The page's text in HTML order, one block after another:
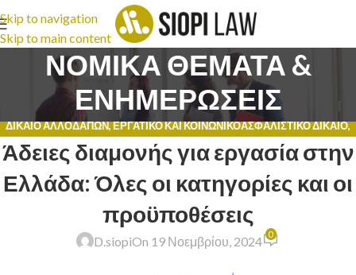
Skip to navigation
Skip to main content
ΝΟΜΙΚΑ ΘΕΜΑΤΑ &
ΕΝΗΜΕΡΩΣΕΙΣ
ΔΊΚΑΙΟ ΑΛΛΟΔΑΠΏΝ,ΕΡΓΑΤΙΚΌ ΚΑΙ ΚΟΙΝΩΝΙΚΟΑΣΦΑΛΙΣΤΙΚΌ ΔΊΚΑΙΟ,
ΝΟΜΙΚΈΣ ΣΥΜΒΟΥΛΈΣ
Άδειες διαμονής για εργασία στην
Ελλάδα: Όλες οι κατηγορίες και οι
προϋποθέσεις
D.siopiOn 19 Νοεμβρίου, 2024 0